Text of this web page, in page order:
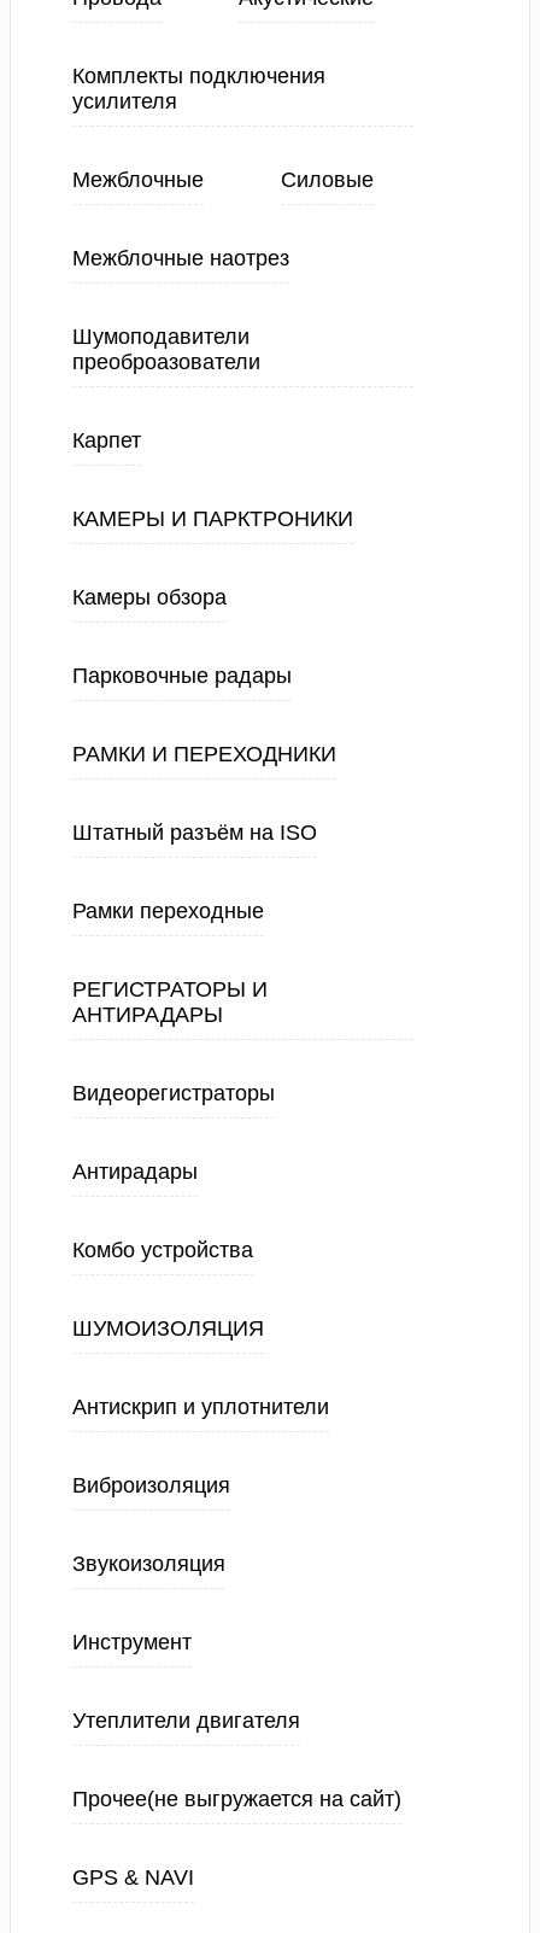
Комплекты подключения
усилителя
Межблочные Силовые
Межблочные наотрез
Шумоподавители
преоброазователи
Карпет
КАМЕРЫ И ПАРКТРОНИКИ
Камеры обзора
Парковочные радары
РАМКИ И ПЕРЕХОДНИКИ
Штатный разъём на ISO
Рамки переходные
РЕГИСТРАТОРЫ И
АНТИРАДАРЫ
Видеорегистраторы
Антирадары
Комбо устройства
ШУМОИЗОЛЯЦИЯ
Антискрип и уплотнители
Виброизоляция
Звукоизоляция
Инструмент
Утеплители двигателя
Прочее(не выгружается на сайт)
GPS & NAVI